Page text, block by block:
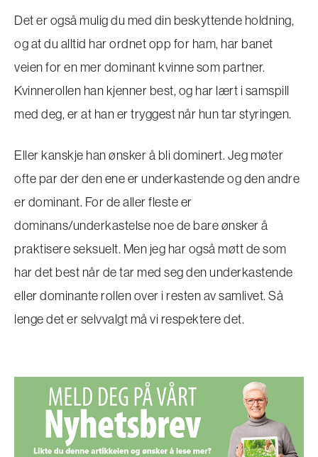
Det er også mulig du med din beskyttende holdning,
og at du alltid har ordnet opp for ham, har banet
veien for en mer dominant kvinne som partner.
Kvinnerollen han kjenner best, og har lært i samspill
med deg, er at han er tryggest når hun tar styringen.
Eller kanskje han ønsker å bli dominert. Jeg møter
ofte par der den ene er underkastende og den andre
er dominant. For de aller fleste er
dominans/underkastelse noe de bare ønsker å
praktisere seksuelt. Men jeg har også møtt de som
har det best når de tar med seg den underkastende
eller dominante rollen over i resten av samlivet. Så
lenge det er selvvalgt må vi respektere det.